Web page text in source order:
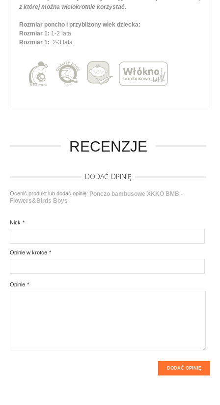
z której można wielokrotnie korzystać.
Rozmiar poncho i przybliżony wiek dziecka:
Rozmiar 1: 1-2 lata
Rozmiar 1: 2-3 lata
RECENZJE
DODAĆ OPINIĘ
Ocenić produkt lub dodać opinię: Ponczo bambusowe XKKO BMB -
Flowers&Birds Boys
*
Nick
*
Opinie w krotce
*
Opinie
DODAĆ OPINIĘ